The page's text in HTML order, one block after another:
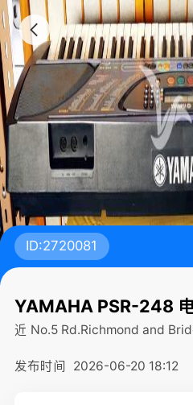
ID:2720081
YAMAHA PSR-248
近 No.5 Rd.Richmond and
发布时间 2026-06-20 18:12